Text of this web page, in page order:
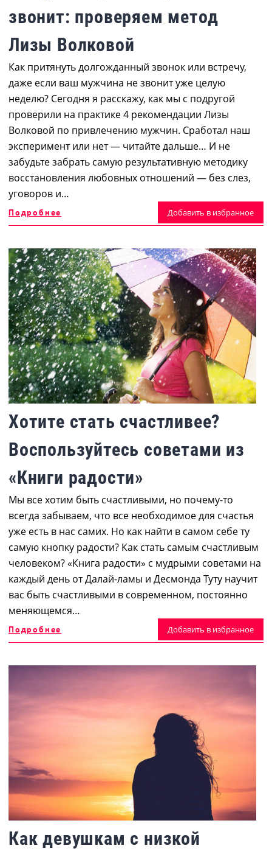
звонит: проверяем метод
Лизы Волковой
Как притянуть долгожданный звонок или встречу,
даже если ваш мужчина не звонит уже целую
неделю? Сегодня я расскажу, как мы с подругой
проверили на практике 4 рекомендации Лизы
Волковой по привлечению мужчин. Сработал наш
эксперимент или нет — читайте дальше… И не
забудьте забрать самую результативную методику
восстановления любовных отношений — без слез,
уговоров и…
Подробнее Добавить в избранное
Хотите стать счастливее?
Воспользуйтесь советами из
«Книги радости»
Мы все хотим быть счастливыми, но почему-то
всегда забываем, что все необходимое для счастья
уже есть в нас самих. Но как найти в самом себе ту
самую кнопку радости? Как стать самым счастливым
человеком? «Книга радости» с мудрыми советами на
каждый день от Далай-ламы и Десмонда Туту научит
вас быть счастливыми в современном, постоянно
меняющемся…
Подробнее Добавить в избранное
Как девушкам с низкой